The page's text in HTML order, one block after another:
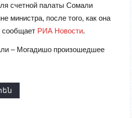
счетной палаты Сомали
министра, после того, как она
сообщает РИА Новости.
– Могадишо произошедшее